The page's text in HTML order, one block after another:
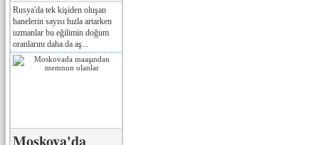
Rusya'da tek kişiden oluşan
hanelerin sayısı hızla artarken
uzmanlar bu eğilimin doğum
oranlarını daha da aş...
Moskova'da